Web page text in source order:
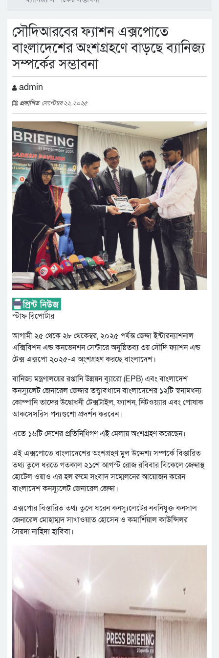
সৌদিআরবের ফ্যাশন এক্সপোতে
বাংলাদেশের অংশগ্রহণে বাড়ছে ব্যানিজ্য
সম্পর্কের সম্ভাবনা
admin
প্রকাশিত সেপ্টেম্বর ২২, ২০২৫
স্টাফ রিপোর্টার
আগামী ২৫ থেকে ২৮ থেকেম্বর, ২০২৫ পর্যন্ত জেদ্দা ইন্টারন্যাশনাল
এক্সিবিশন এন্ড কনভেনশন সেন্টারে অনুষ্ঠিতব্য ৩য় সৌদি ফ্যাশন এন্ড
টেক্স এক্সপো ২০২৫-এ অ্ংশগ্রহণ করছে বাংলাদেশ।
বানিজ্য মন্ত্রণালয়ের রপ্তানি উন্নয়ন ব্যাুরো (EPB) এবং বাংলাদেশ
কনস্যুলেট জেনারেল জেদ্দার তত্ত্বাবধানে বাংলাদেশের ১২টি স্বনামধন্য
কোম্পানি তাদের উদ্বোধনী টেক্সটাইল, ফ্যাশন, নিটওয়্যার এবং পোষাক
আকসেসরিস পন্যগুশো প্রদর্শন করবেন।
এতে ১৬টি দেশের প্রতিনিধিগণ এই মেলায় অংশগ্রহণ করেছেন।
এই এক্সপোতে বাংলাদেশের অংশগ্রহণ মুল উদ্দেশ্য সম্পর্কে বিস্তারিত
তথ্য তুলে ধরতে গতকাল ২১শে আগস্ট রোজ রবিবার বিকেলে জেদ্দাস্থ
হোটেল ওয়াও এর হল রুমে সংবাদ সম্মেলনের আয়োজন করেন
বাংলাদেশ কনস্যুলেট জেনারেল জেদ্দা।
এক্সপোর বিস্তারিত তথ্য তুলে ধরেন কনস্যুলেটের নবনিযুক্ত কনসাল
জেনারেল মোহাম্মদ সাখাওয়াত হোসেন ও কমার্শিয়াল কাউন্সিলর
সৈয়দা নাহিদা হাবিবা।